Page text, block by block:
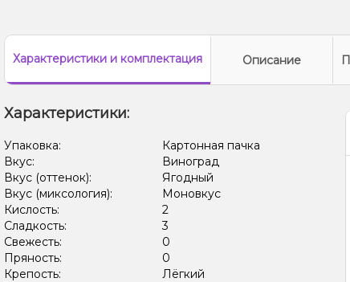
Характеристикии комплектация Описание
Характеристики:
Упаковка:
Картонная пачка
Вкус:
Виноград
Вкус (оттенок):
Ягодный
Вкус (миксология):
Моновкус
Кислость:
2
Сладкость:
3
Свежесть:
0
Пряность:
0
Крепость:
Лёгкий